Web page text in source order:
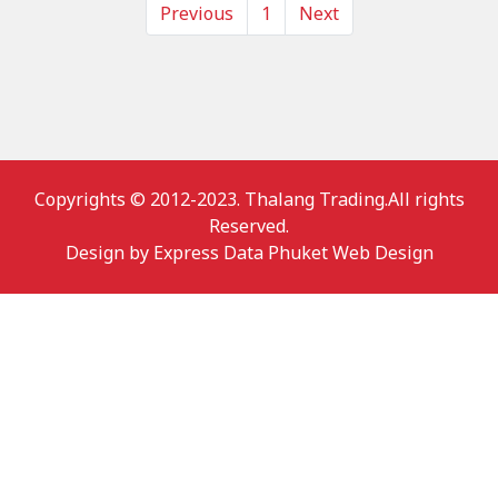
Previous 1 Next
Copyrights © 2012-2023. Thalang Trading.All rights
Reserved.
Design by Express Data Phuket Web Design